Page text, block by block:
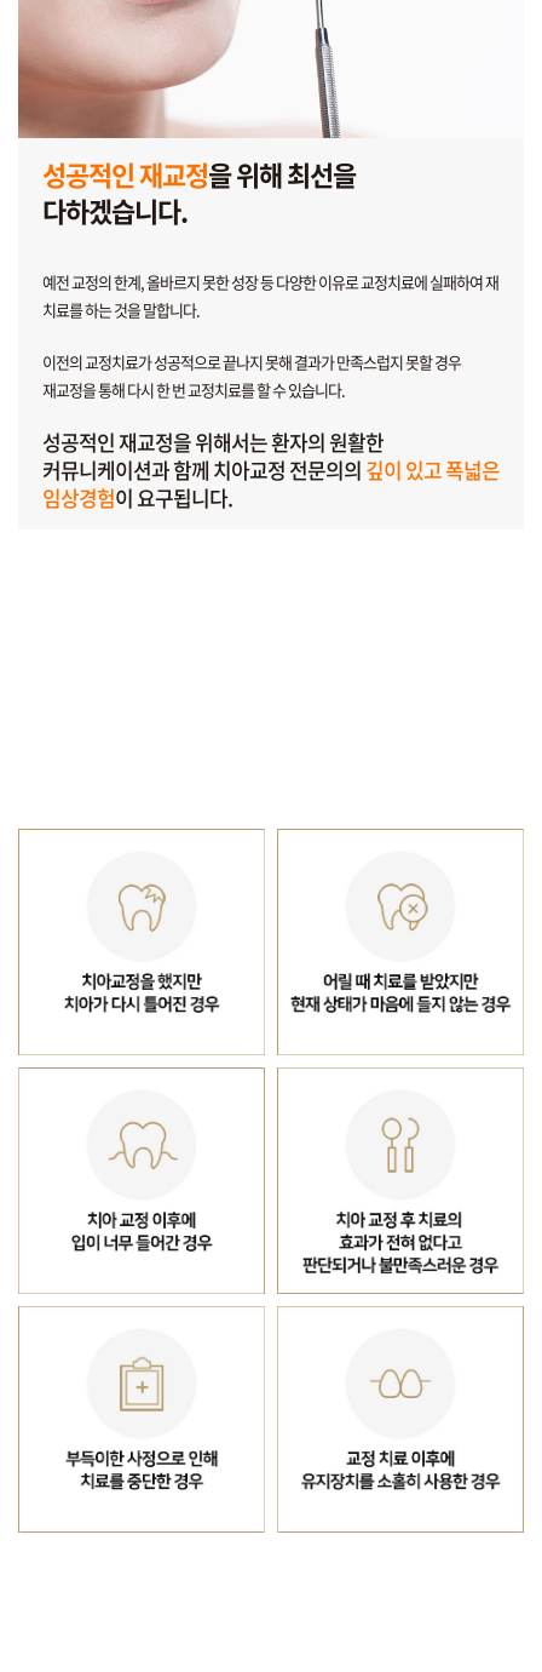
성공적인 재교정을 위해 최선을
다하겠습니다.
예전 교정의 한계, 올바르지 못한 성장 등 다양한 이유로교정치료에 실패하여 재
치료를 하는 것을 말합니다.
이전의 교정치료가 성공적으로 끝나지 못해 결과가 만족스럽지 못할 경우
재교정을 통해 다시 한 번 교정치료를 할 수 있습니다.
성공적인 재교정을 위해서는 환자의 원활한
커뮤니케이션과함께 치아교정 전문의의 깊이 있고 폭넓은
임상경험이 요구됩니다.